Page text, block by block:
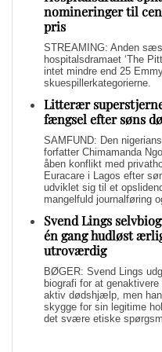
nomineringer til
pris
STREAMING: Anden
hospitalsdramaet ‘The
intet mindre end 25
skuespillerkategorierne.
Litterær
fængsel efter søns
SAMFUND: Den
forfatter Chimamanda
åben konflikt med
Euracare i Lagos efter
udviklet sig til et
mangelfuld journalføring
Svend Lings
én gang hudløst
utroværdig
BØGER: Svend Lings
biografi for at genaktivere
aktiv dødshjælp, men
skygge for sin legitime
det svære etiske